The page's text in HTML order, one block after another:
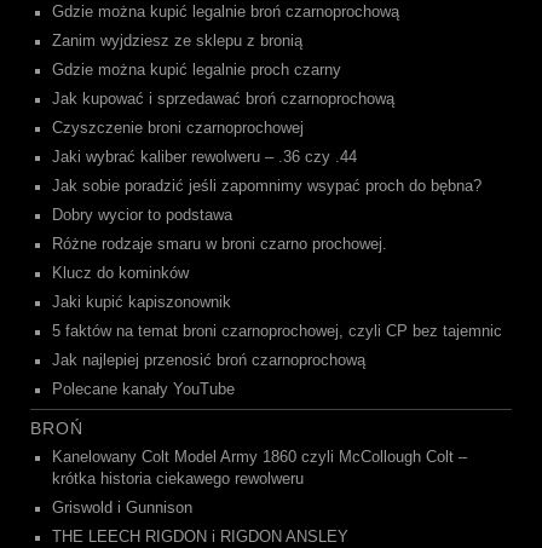
Gdzie można kupić legalnie broń czarnoprochową
Zanim wyjdziesz ze sklepu z bronią
Gdzie można kupić legalnie proch czarny
Jak kupować i sprzedawać broń czarnoprochową
Czyszczenie broni czarnoprochowej
Jaki wybrać kaliber rewolweru – .36 czy .44
Jak sobie poradzić jeśli zapomnimy wsypać proch do bębna?
Dobry wycior to podstawa
Różne rodzaje smaru w broni czarno prochowej.
Klucz do kominków
Jaki kupić kapiszonownik
5 faktów na temat broni czarnoprochowej, czyli CP bez tajemnic
Jak najlepiej przenosić broń czarnoprochową
Polecane kanały YouTube
BROŃ
Kanelowany Colt Model Army 1860 czyli McCollough Colt –
krótka historia ciekawego rewolweru
Griswold i Gunnison
THE LEECH RIGDON i RIGDON ANSLEY